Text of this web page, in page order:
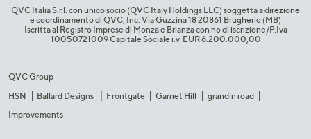
QVC Italia S.r.l. con unico socio (QVC Italy Holdings LLC) soggetta a direzione
e coordinamento di QVC, Inc. Via Guzzina 18 20861 Brugherio (MB)​
Iscritta al Registro Imprese di Monza e Brianza con no di iscrizione/P.Iva
10050721009 Capitale Sociale i.v. EUR 6.200.000,00​
QVC Group
HSN
Ballard Designs Frontgate Garnet Hill
grandin road
Improvements